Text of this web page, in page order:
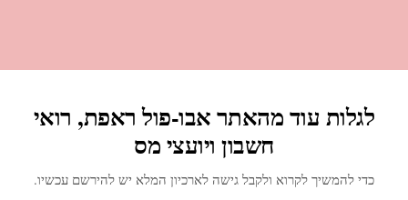
לגלות עוד מהאתר אבו-פול ראפת, רואי
חשבון ויועצי מס
כדי להמשיך לקרוא ולקבל גישה לארכיון המלא יש להירשם עכשיו.